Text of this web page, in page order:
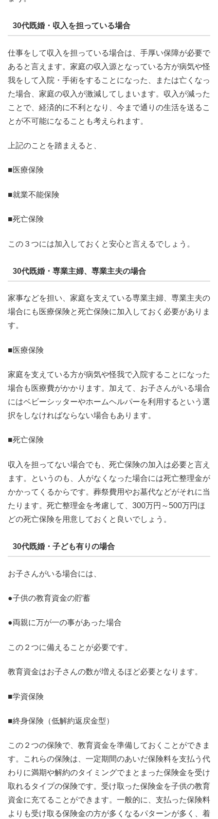
30代既婚・収入を担っている場合
仕事をして収入を担っている場合は、手厚い保障が必要で
あると言えます。家庭の収入源となっている方が病気や怪
我をして入院・手術をすることになった、または亡くなっ
た場合、家庭の収入が激減してしまいます。収入が減った
ことで、経済的に不利となり、今まで通りの生活を送るこ
とが不可能になることも考えられます。
上記のことを踏まえると、
■医療保険
■就業不能保険
■死亡保険
この３つには加入しておくと安心と言えるでしょう。
30代既婚・専業主婦、専業主夫の場合
家事などを担い、家庭を支えている専業主婦、専業主夫の
場合にも医療保険と死亡保険に加入しておく必要がありま
す。
■医療保険
家庭を支えている方が病気や怪我で入院することになった
場合も医療費がかかります。加えて、お子さんがいる場合
にはベビーシッターやホームヘルパーを利用するという選
択をしなければならない場合もあります。
■死亡保険
収入を担ってない場合でも、死亡保険の加入は必要と言え
ます。というのも、人がなくなった場合には死亡整理金が
かかってくるからです。葬祭費用やお墓代などがそれに当
たります。死亡整理金を考慮して、300万円～500万円ほ
どの死亡保険を用意しておくと良いでしょう。
30代既婚・子ども有りの場合
お子さんがいる場合には、
●子供の教育資金の貯蓄
●両親に万が一の事があった場合
この２つに備えることが必要です。
教育資金はお子さんの数が増えるほど必要となります。
■学資保険
■終身保険（低解約返戻金型）
この２つの保険で、教育資金を準備しておくことができま
す。これらの保険は、一定期間のあいだ保険料を支払う代
わりに満期や解約のタイミングでまとまった保険金を受け
取れるタイプの保険です。受け取った保険金を子供の教育
資金に充てることができます。一般的に、支払った保険料
よりも受け取る保険金の方が多くなるパターンが多く、着